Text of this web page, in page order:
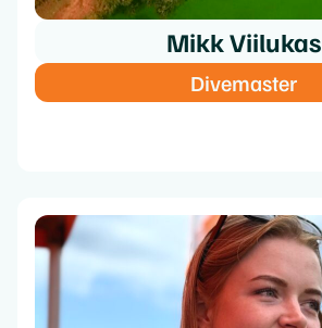
Mikk Viilukas
Divemaster